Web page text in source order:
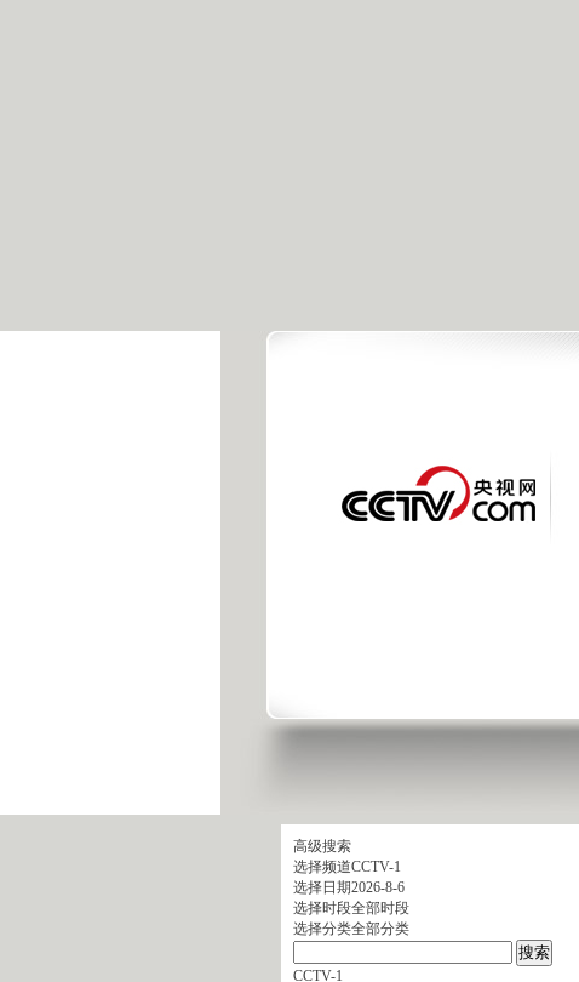
高级搜索
选择频道CCTV-1
选择日期2026-8-6
选择时段全部时段
选择分类全部分类
CCTV-1